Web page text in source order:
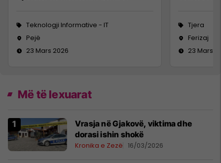
Teknologji Informative - IT
Pejë
23 Mars 2026
Tjera
Ferizaj
23 Mars
Më të lexuarat
Vrasja në Gjakovë, viktima dhe
dorasi ishin shokë
Kronika e Zezë 16/03/2026